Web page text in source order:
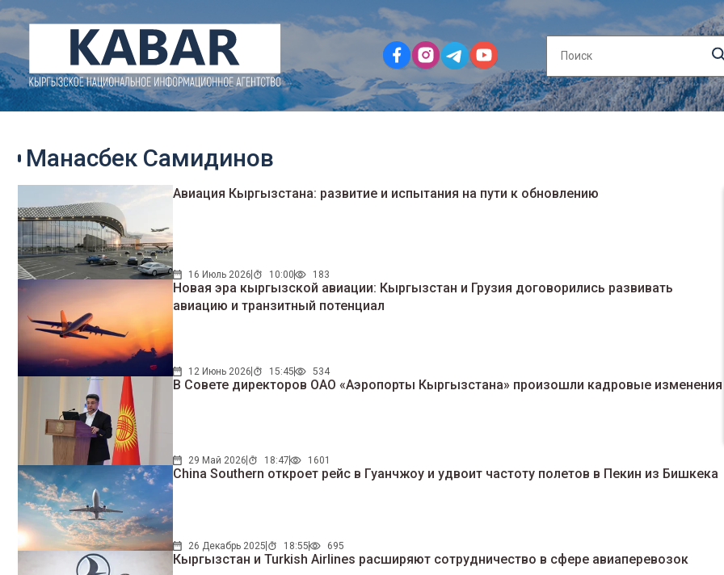
Манасбек Самидинов
Авиация Кыргызстана: развитие и испытания на пути к обновлению
16 Июль 2026 10:00 183
Новая эра кыргызской авиации: Кыргызстан и Грузия договорились развивать
авиацию и транзитный потенциал
12 Июнь 2026 15:45 534
В Совете директоров ОАО «Аэропорты Кыргызстана» произошли кадровые изменения
29 Май 2026 18:47 1601
China Southern откроет рейс в Гуанчжоу и удвоит частоту полетов в Пекин из Бишкека
26 Декабрь 2025 18:55 695
Кыргызстан и Turkish Airlines расширяют сотрудничество в сфере авиаперевозок